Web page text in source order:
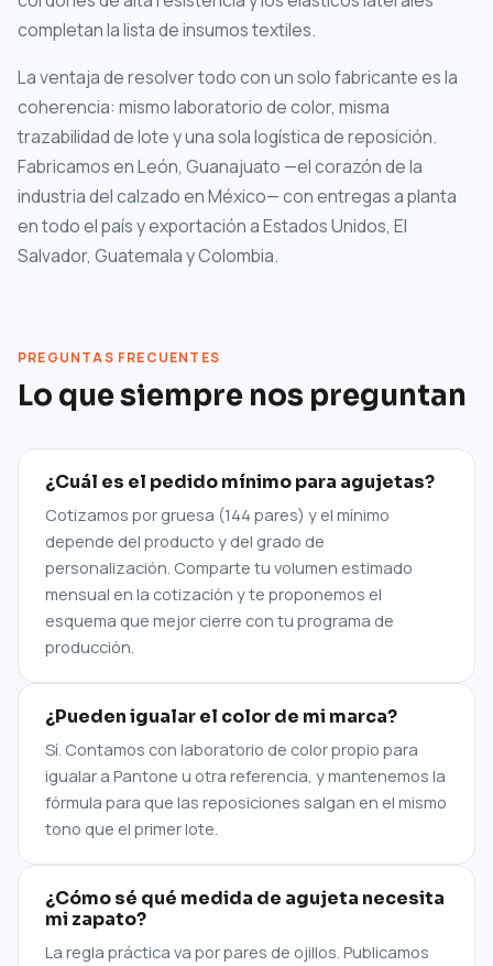
completan la lista de insumos textiles.
La ventaja de resolver todo con un solo fabricante es la
coherencia: mismo laboratorio de color, misma
trazabilidad de lote y una sola logística de reposición.
Fabricamos en León, Guanajuato —el corazón de la
industria del calzado en México— con entregas a planta
en todo el país y exportación a Estados Unidos, El
Salvador, Guatemala y Colombia.
PREGUNTAS FRECUENTES
Lo que siempre nos preguntan
¿Cuál es el pedido mínimo para agujetas?
Cotizamos por gruesa (144 pares) y el mínimo
depende del producto y del grado de
personalización. Comparte tu volumen estimado
mensual en la cotización y te proponemos el
esquema que mejor cierre con tu programa de
producción.
¿Pueden igualar el color de mi marca?
Sí. Contamos con laboratorio de color propio para
igualar a Pantone u otra referencia, y mantenemos la
fórmula para que las reposiciones salgan en el mismo
tono que el primer lote.
¿Cómo sé qué medida de agujeta necesita
mi zapato?
La regla práctica va por pares de ojillos. Publicamos